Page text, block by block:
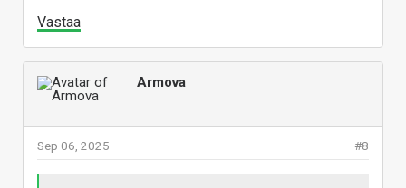
Vastaa
Armova
#8
Sep 06, 2025